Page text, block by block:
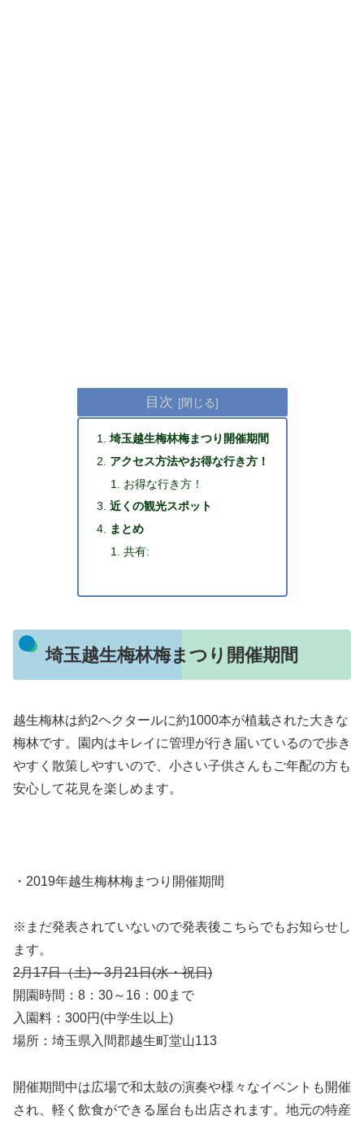
目次
埼玉越生梅林梅まつり開催期間
アクセス方法やお得な行き方！
お得な行き方！
近くの観光スポット
まとめ
共有:
埼玉越生梅林梅まつり開催期間
越生梅林は約2ヘクタールに約1000本が植栽された大きな
梅林です。園内はキレイに管理が行き届いているので歩き
やすく散策しやすいので、小さい子供さんもご年配の方も
安心して花見を楽しめます。
・2019年越生梅林梅まつり開催期間
※まだ発表されていないので発表後こちらでもお知らせし
ます。
2月17日（土)～3月21日(水・祝日)
開園時間：8：30～16：00まで
入園料：300円(中学生以上)
場所：埼玉県入間郡越生町堂山113
開催期間中は広場で和太鼓の演奏や様々なイベントも開催
され、軽く飲食ができる屋台も出店されます。地元の特産